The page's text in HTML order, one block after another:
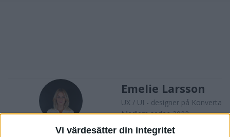
Vi värdesätter din integritet
Emelie Larsson
UX / UI - designer på Konverta
Medlem sedan 2022